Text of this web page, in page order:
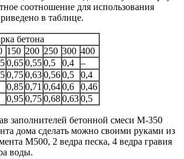
соотношение для использования
в таблице.
бетона
150 200 250 300 400
0,650,550,5 0,4
–
0,750,630,560,5
0,4
0,850,71 0,640,6
0,46
0,950,750,680,630,5
заполнителей бетонной смеси М-350
дома сделать можно своими руками из
М500, 2 ведра песка, 4 ведра гравия
воды.